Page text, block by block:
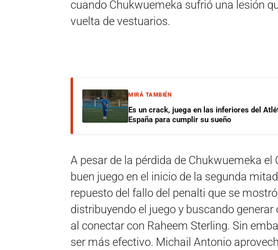
cuando Chukwuemeka sufrió una lesión
vuelta de vestuarios.
MIRÁ TAMBIÉN
Es un crack, juega en las inferiores del
España para cumplir su sueño
A pesar de la pérdida de Chukwuemeka
buen juego en el inicio de la segunda
repuesto del fallo del penalti que se
distribuyendo el juego y buscando
al conectar con Raheem Sterling. Sin
ser más efectivo. Michail Antonio